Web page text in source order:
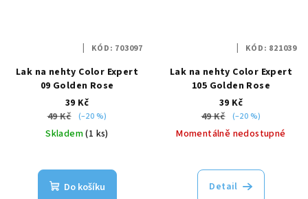
Lak na nehty Color Expert
09 Golden Rose
39 Kč
49 Kč
(–20 %)
Skladem(1 ks)
Do košíku
KÓD: 703097
Lak na nehty Color Expert
105 Golden Rose
39 Kč
49 Kč
(–20 %)
Momentálně nedostupné
Detail
KÓD: 821039